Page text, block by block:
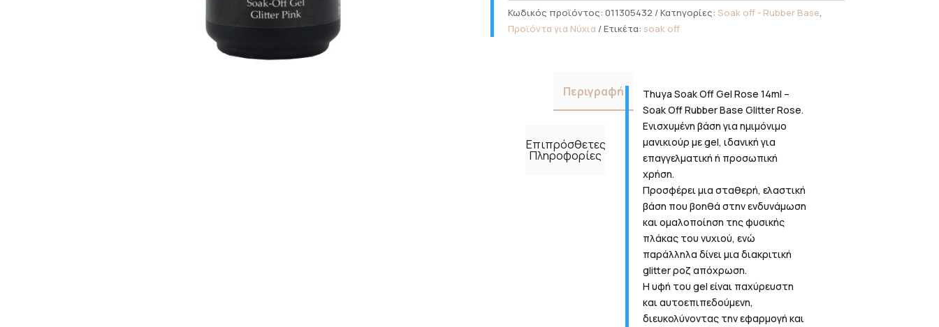
Βάση
Ημιμόνιμου
ποσότητα
Κωδικός προϊόντος: 011305432 Κατηγορίες: Soak off - Rubber Base,
Προϊόντα για Νύχια
Ετικέτα: soak off
Περιγραφή
Επιπρόσθετες
Πληροφορίες
Thuya Soak Off Gel Rose 14ml –
Soak Off Rubber Base Glitter Rose.
Ενισχυμένη βάση για ημιμόνιμο
μανικιούρ με gel, ιδανική για
επαγγελματική ή προσωπική
χρήση.
Προσφέρει μια σταθερή, ελαστική
βάση που βοηθά στην ενδυνάμωση
και ομαλοποίηση της φυσικής
πλάκας του νυχιού, ενώ
παράλληλα δίνει μια διακριτική
glitter ροζ απόχρωση.
Η υφή του gel είναι παχύρευστη
και αυτοεπιπεδούμενη,
διευκολύνοντας την εφαρμογή και